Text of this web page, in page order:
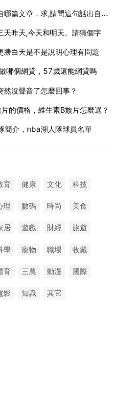
這句話出自哪篇文章，求,請問這句話出自那篇文章的哪一章節？？
天昨天,今天和明天。請猜個字
勝白天是不是說明心理有問題
哪個網貸，57歲還能網貸嗎
然沒聲音了怎麼回事？
的價格，維生素B族片怎麼選？
簡介，nba湖人隊球員名單
育 健康 文化 科技
理 數碼 時尚 美食
居 遊戲 財經 旅遊
學 寵物 職場 收藏
育 三農 動漫 國際
影 知識 其它